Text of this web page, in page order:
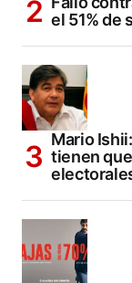
el 51% de
Mario
tienen